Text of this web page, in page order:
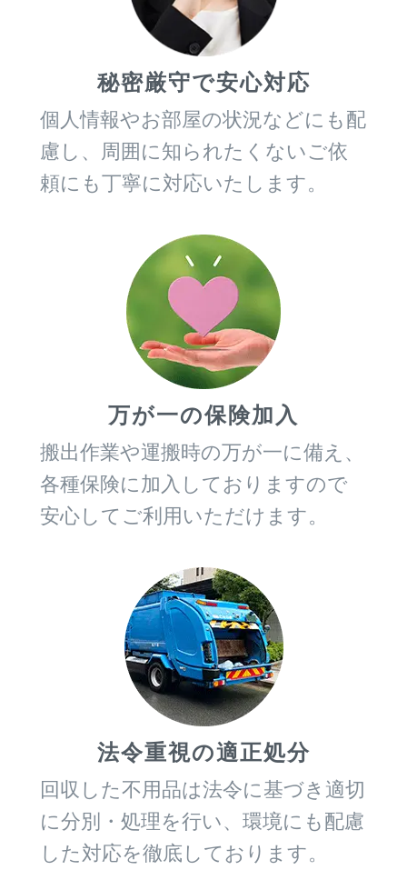
秘密厳守で安心対応
個人情報やお部屋の状況などにも配
慮し、周囲に知られたくないご依
頼にも丁寧に対応いたします。
万が一の保険加入
搬出作業や運搬時の万が一に備え、
各種保険に加入しておりますので
安心してご利用いただけます。
法令重視の適正処分
回収した不用品は法令に基づき適切
に分別・処理を行い、環境にも配慮
した対応を徹底しております。